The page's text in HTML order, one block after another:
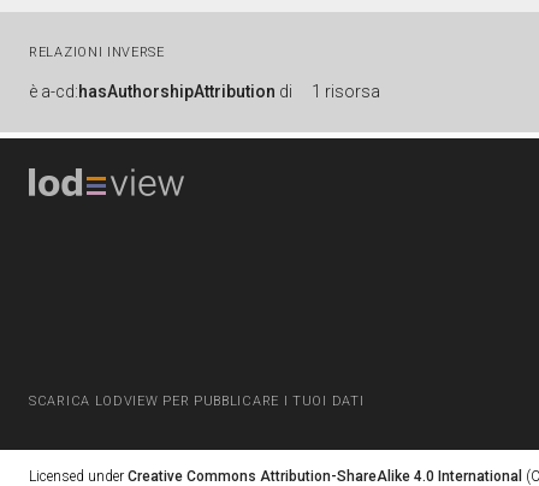
RELAZIONI INVERSE
è a-cd:hasAuthorshipAttribution di 1 risorsa
SCARICA LODVIEW PER PUBBLICARE I TUOI DATI
Licensed under Creative Commons Attribution-ShareAlike 4.0 International